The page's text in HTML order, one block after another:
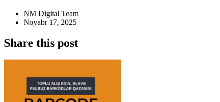
NM Digital Team
Noyabr 17, 2025
Share this post